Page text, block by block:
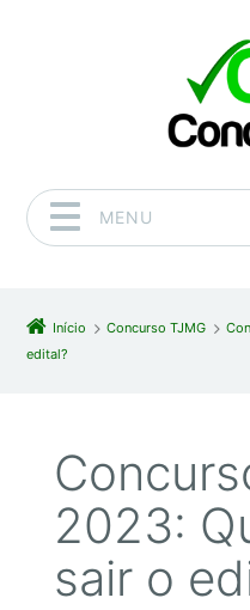
MENU
Início Concurso TJMG
edital?
2023:
sair o